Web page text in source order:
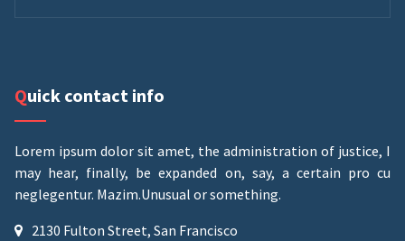
Quick contact info
Lorem ipsum dolor sit amet, the administration of justice, I
may hear, finally, be expanded on, say, a certain pro cu
neglegentur. Mazim.Unusual or something.
2130 Fulton Street, San Francisco